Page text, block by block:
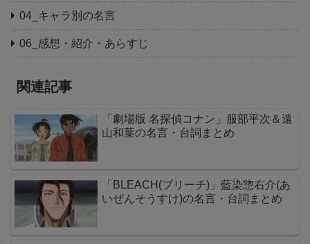
04_キャラ別の名言
06_感想・紹介・あらすじ
関連記事
「劇場版 名探偵コナン」服部平次＆遠
山和葉の名言・台詞まとめ
「BLEACH(ブリーチ)」藍染惣右介(あ
いぜんそうすけ)の名言・台詞まとめ